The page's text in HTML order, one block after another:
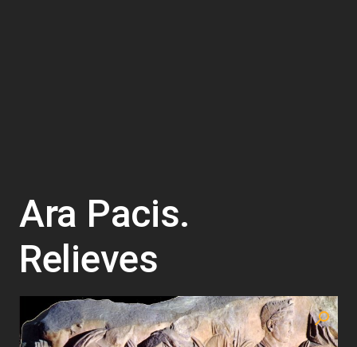
Ara Pacis.
Relieves